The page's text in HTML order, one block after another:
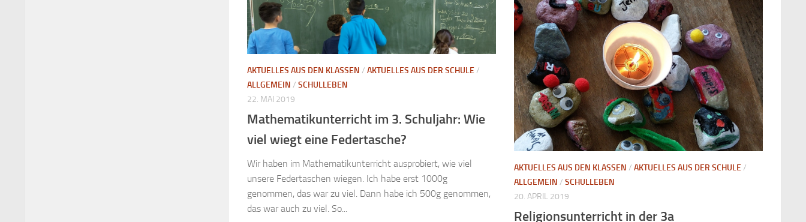
AKTUELLES AUS DEN KLASSEN / AKTUELLES AUS DER SCHULE/
ALLGEMEIN / SCHULLEBEN
22. MAI 2019
Mathematikunterricht im 3. Schuljahr: Wie
viel wiegt eine Federtasche?
Wir haben im Mathematikunterricht ausprobiert, wie viel
unsere Federtaschen wiegen. Ich habe erst 1000g
genommen, das war zu viel. Dann habe ich 500g genommen,
das war auch zu viel. So...
AKTUELLES AUS DEN KLASSEN / AKTUELLES AUS DER SCHULE/
ALLGEMEIN / SCHULLEBEN
20. APRIL 2019
Religionsunterricht in der 3a